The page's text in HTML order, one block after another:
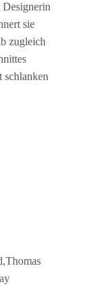
Designerin
sie
zugleich
schlanken